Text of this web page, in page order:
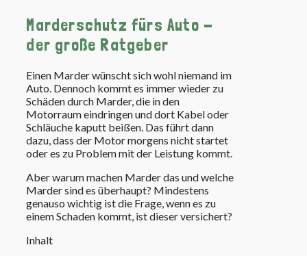
Marderschutz fürs Auto -
der große Ratgeber
Einen Marder wünscht sich wohl niemand im
Auto. Dennoch kommt es immer wieder zu
Schäden durch Marder, die in den
Motorraum eindringen und dort Kabel oder
Schläuche kaputt beißen. Das führt dann
dazu, dass der Motor morgens nicht startet
oder es zu Problem mit der Leistung kommt.
Aber warum machen Marder das und welche
Marder sind es überhaupt? Mindestens
genauso wichtig ist die Frage, wenn es zu
einem Schaden kommt, ist dieser versichert?
Inhalt